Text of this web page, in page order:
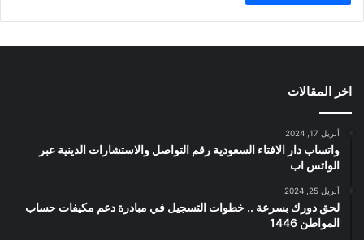
اخر المقالات
أبريل 17, 2024
واتساب دار الافتاء السعودية رقم التواصل والاستشارات الدينية عبر
الواتس اب
أبريل 25, 2024
لحق دورك بسرعة .. خطوات التسجيل في مبادرة دعم مكيفات حساب
المواطن 1446